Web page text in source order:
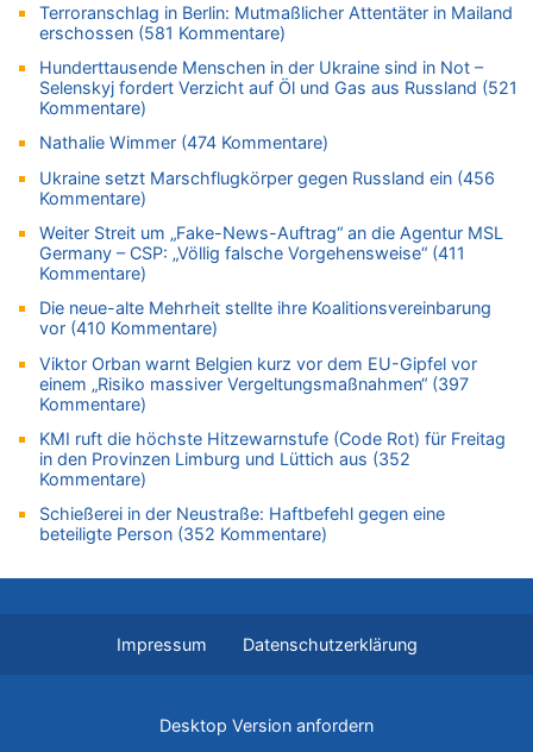
Leipzig, Mechernich und die Frage: Wer steckt hinter den
Drohnen mit Strengstoff? War es Russland?
08.08.2026 - 20:16 von Dax zu
Wasserstand des Rheins in NRW so niedrig wie noch nie
08.08.2026 - 20:13 von Dax zu
08.08.2026 - 20:09 von Dax zu
08.08.2026 - 20:06 von Dax zu
Zweite Hitzewelle in diesem Sommer ist jetzt amtlich
08.08.2026 - 19:00 von Peter G zu
Leipzig, Mechernich und die Frage: Wer steckt hinter den
Drohnen mit Strengstoff? War es Russland?
08.08.2026 - 18:48 von Marcel Scholzen Eimerscheid zu
Leipzig, Mechernich und die Frage: Wer steckt hinter den
Drohnen mit Strengstoff? War es Russland?
08.08.2026 - 18:41 von JoKrings zu
Leipzig, Mechernich und die Frage: Wer steckt hinter den
Drohnen mit Strengstoff? War es Russland?
08.08.2026 - 18:39 von JoKrings zu
Belgier knackt Jackpot bei Lotterie EuroMillions und gewinnt
Belgier knackt Jackpot bei Lotterie EuroMillions und gewinnt
Terroranschlag in Berlin: Mutmaßlicher Attentäter in Mailand
erschossen (581 Kommentare)
Hunderttausende Menschen in der Ukraine sind in Not –
Selenskyj fordert Verzicht auf Öl und Gas aus Russland (521
Kommentare)
Nathalie Wimmer (474 Kommentare)
Ukraine setzt Marschflugkörper gegen Russland ein (456
Kommentare)
Weiter Streit um „Fake-News-Auftrag“ an die Agentur MSL
Germany – CSP: „Völlig falsche Vorgehensweise“ (411
Kommentare)
Die neue-alte Mehrheit stellte ihre Koalitionsvereinbarung
vor (410 Kommentare)
Viktor Orban warnt Belgien kurz vor dem EU-Gipfel vor
einem „Risiko massiver Vergeltungsmaßnahmen“ (397
Kommentare)
KMI ruft die höchste Hitzewarnstufe (Code Rot) für Freitag
in den Provinzen Limburg und Lüttich aus (352
Kommentare)
Schießerei in der Neustraße: Haftbefehl gegen eine
beteiligte Person (352 Kommentare)
Impressum Datenschutzerklärung
Desktop Version anfordern